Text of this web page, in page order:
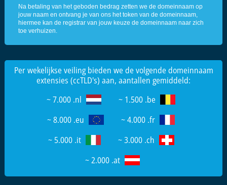
Na betaling van het geboden bedrag zetten we de domeinnaam op
jouw naam en ontvang je van ons het token van de domeinnaam,
hiermee kan de registrar van jouw keuze de domeinnaam naar zich
toe verhuizen.
Per wekelijkse veiling bieden we de volgende domeinnaam
extensies (ccTLD's) aan, aantallen gemiddeld:
~ 7.000 .nl
~ 1.500 .be
~ 8.000 .eu
~ 4.000 .fr
~ 5.000 .it
~ 3.000 .ch
~ 2.000 .at